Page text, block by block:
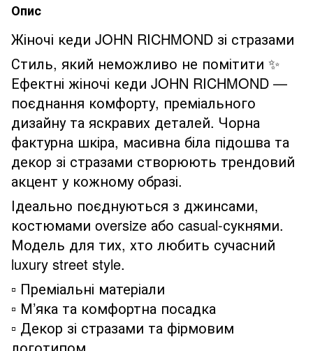
Опис
Жіночі кеди JOHN RICHMOND зі стразами
Стиль, який неможливо не помітити ✨
Ефектні жіночі кеди JOHN RICHMOND —
поєднання комфорту, преміального
дизайну та яскравих деталей. Чорна
фактурна шкіра, масивна біла підошва та
декор зі стразами створюють трендовий
акцент у кожному образі.
Ідеально поєднуються з джинсами,
костюмами oversize або casual-сукнями.
Модель для тих, хто любить сучасний
luxury street style.
▫️ Преміальні матеріали
▫️ М’яка та комфортна посадка
▫️ Декор зі стразами та фірмовим
логотипом